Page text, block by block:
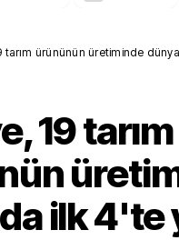
tarım ürününün üretiminde
19 tarım
ilk 4'te